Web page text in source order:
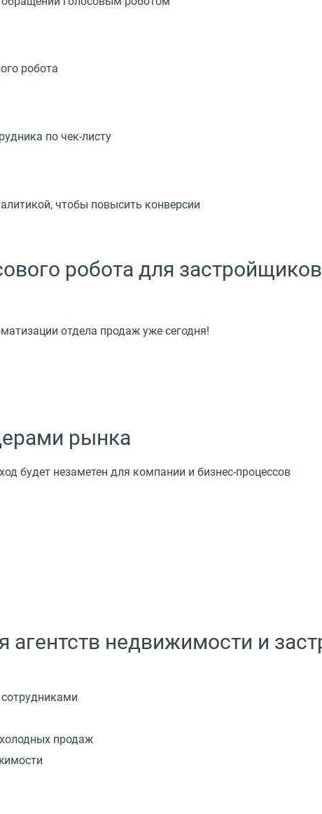
робота
по чек-листу
чтобы повысить конверсии
робота для застройщиков
отдела продаж уже сегодня!
рынка
будет незаметен для компании и бизнес-процессов
агентств недвижимости и
продаж